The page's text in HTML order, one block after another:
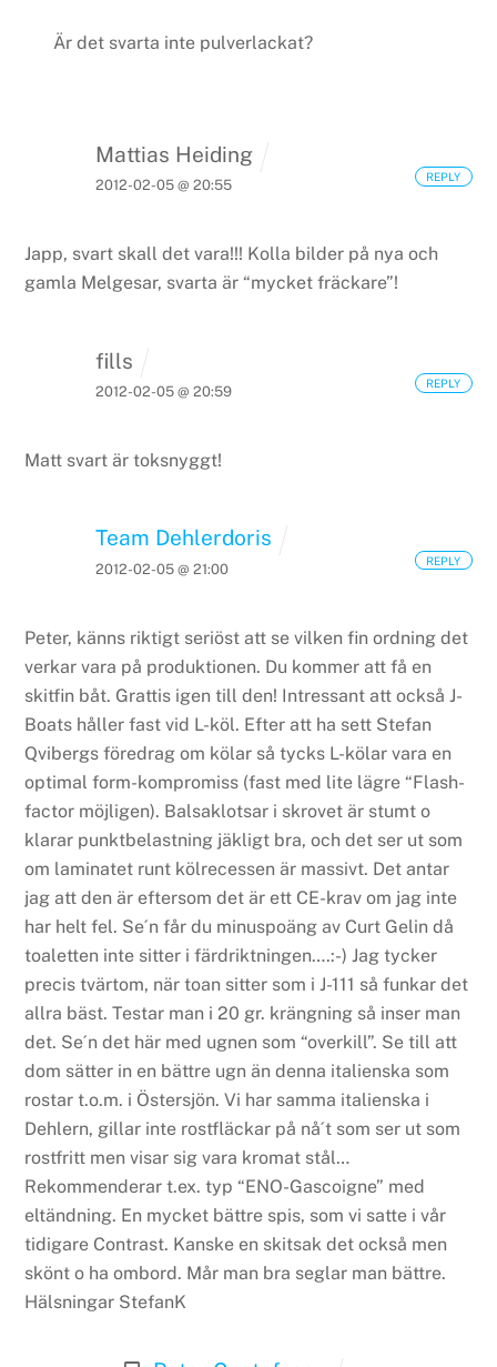
Är det svarta inte pulverlackat?
Mattias Heiding
2012-02-05 @ 20:55
Japp, svart skall det vara!!! Kolla bilder på nya och
gamla Melgesar, svarta är “mycket fräckare”!
REPLY
fills
2012-02-05 @ 20:59
Matt svart är toksnyggt!
REPLY
Team Dehlerdoris
2012-02-05 @ 21:00
Peter, känns riktigt seriöst att se vilken fin ordning det
verkar vara på produktionen. Du kommer att få en
skitfin båt. Grattis igen till den! Intressant att också J-
Boats håller fast vid L-köl. Efter att ha sett Stefan
Qvibergs föredrag om kölar så tycks L-kölar vara en
optimal form-kompromiss (fast med lite lägre “Flash-
factor möjligen). Balsaklotsar i skrovet är stumt o
klarar punktbelastning jäkligt bra, och det ser ut som
om laminatet runt kölrecessen är massivt. Det antar
jag att den är eftersom det är ett CE-krav om jag inte
har helt fel. Se´n får du minuspoäng av Curt Gelin då
toaletten inte sitter i färdriktningen….:-) Jag tycker
precis tvärtom, när toan sitter som i J-111 så funkar det
allra bäst. Testar man i 20 gr. krängning så inser man
det. Se´n det här med ugnen som “overkill”. Se till att
dom sätter in en bättre ugn än denna italienska som
rostar t.o.m. i Östersjön. Vi har samma italienska i
Dehlern, gillar inte rostfläckar på nå´t som ser ut som
rostfritt men visar sig vara kromat stål…
Rekommenderar t.ex. typ “ENO-Gascoigne” med
eltändning. En mycket bättre spis, som vi satte i vår
tidigare Contrast. Kanske en skitsak det också men
skönt o ha ombord. Mår man bra seglar man bättre.
Hälsningar StefanK
REPLY